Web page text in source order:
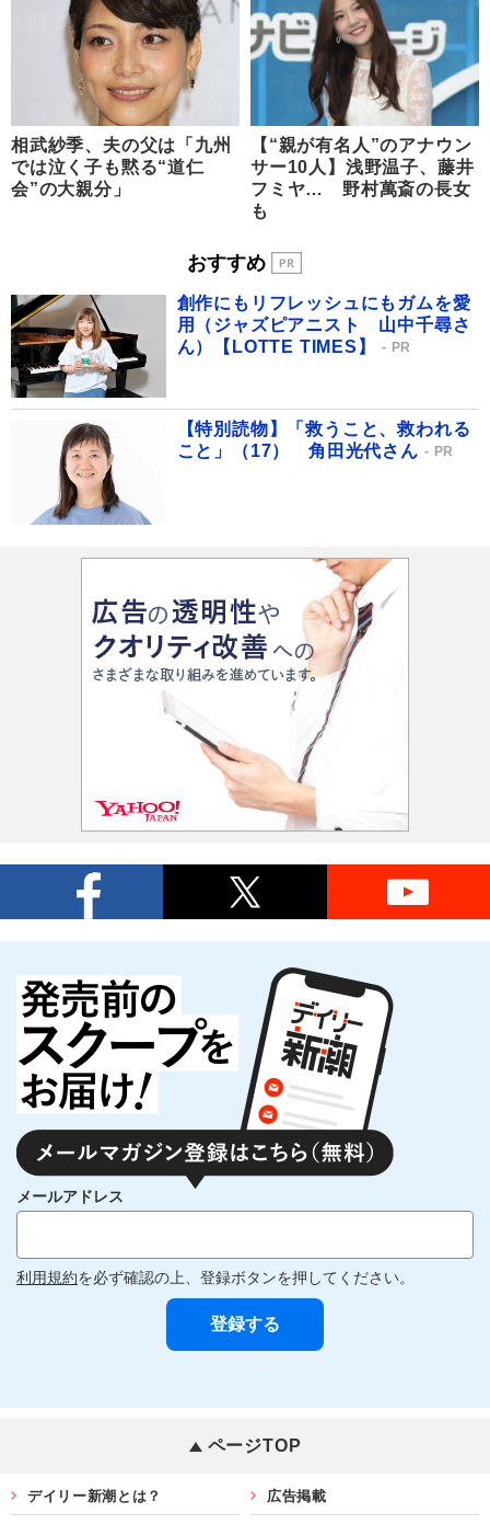
相武紗季、夫の父は「九州
では泣く子も黙る“道仁
会”の大親分」
【“親が有名人”のアナウン
サー10人】浅野温子、藤井
フミヤ… 野村萬斎の長女
も
おすすめ
創作にもリフレッシュにもガムを愛
用（ジャズピアニスト 山中千尋さ
ん）【LOTTE TIMES】
PR
【特別読物】「救うこと、救われる
こと」（17） 角田光代さん
PR
メールアドレス
利用規約を必ず確認の上、登録ボタンを押してください。
ページTOP
デイリー新潮とは？ 広告掲載